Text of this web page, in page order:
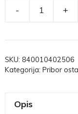
- +
SKU: 840010402506
Kategorija: Pribor
Opis